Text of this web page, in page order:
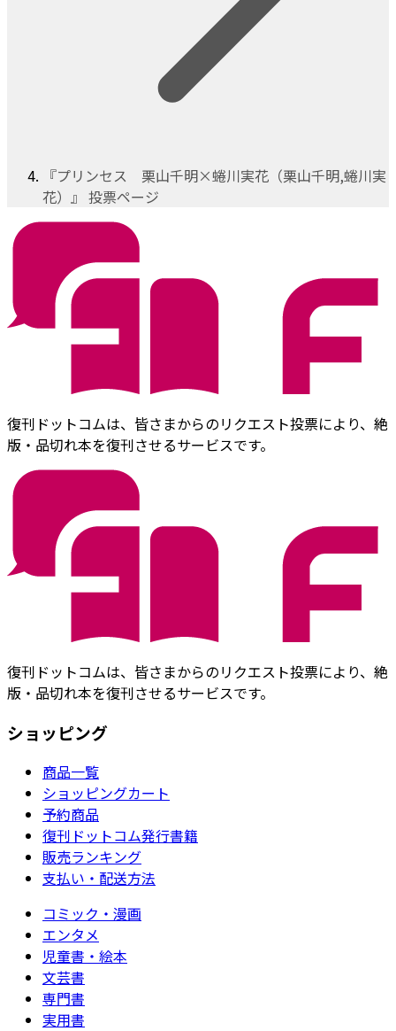
『プリンセス 栗山千明×蜷川実花（栗山千明,蜷川実
花）』 投票ページ
復刊ドットコムは、皆さまからのリクエスト投票により、絶
版・品切れ本を復刊させるサービスです。
復刊ドットコムは、皆さまからのリクエスト投票により、絶
版・品切れ本を復刊させるサービスです。
ショッピング
商品一覧
ショッピングカート
予約商品
復刊ドットコム発行書籍
販売ランキング
支払い・配送方法
コミック・漫画
エンタメ
児童書・絵本
文芸書
専門書
実用書